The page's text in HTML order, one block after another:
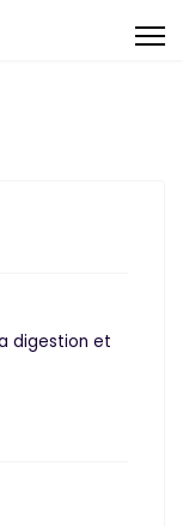
digestion et